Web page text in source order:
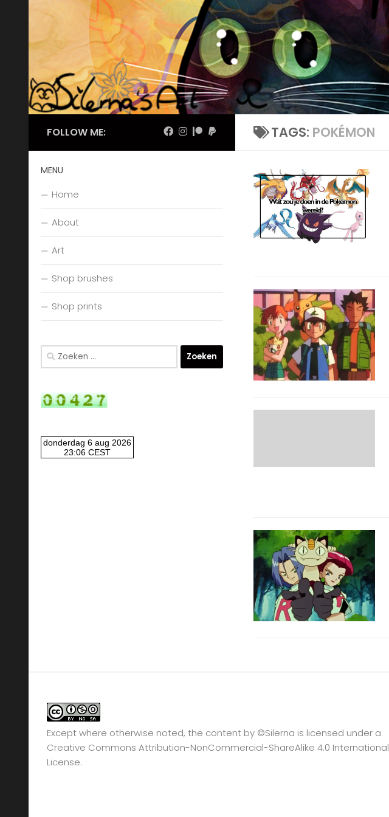
Skip to content
TAGS: POKÉMON
FOLLOW ME:
MENU
Home
About
Art
Shop brushes
Shop prints
Zoeken
naar:
Except where otherwise noted, the content by ©Silerna is licensed under a
Creative Commons Attribution-NonCommercial-ShareAlike 4.0 International
License.